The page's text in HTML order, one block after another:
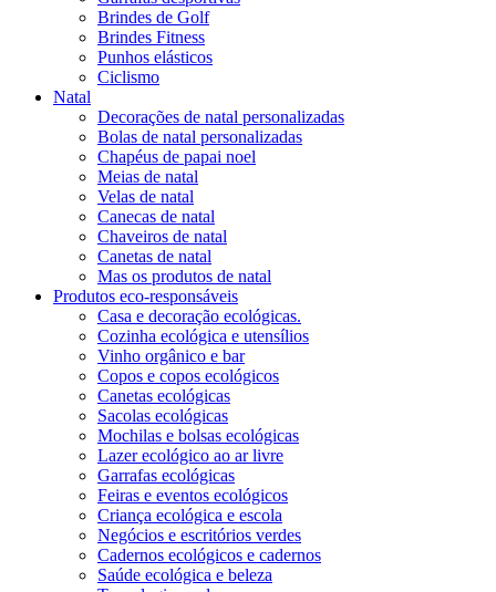
Brindes de Golf
Brindes Fitness
Punhos elásticos
Ciclismo
Natal
Decorações de natal personalizadas
Bolas de natal personalizadas
Chapéus de papai noel
Meias de natal
Velas de natal
Canecas de natal
Chaveiros de natal
Canetas de natal
Mas os produtos de natal
Produtos eco-responsáveis
Casa e decoração ecológicas.
Cozinha ecológica e utensílios
Vinho orgânico e bar
Copos e copos ecológicos
Canetas ecológicas
Sacolas ecológicas
Mochilas e bolsas ecológicas
Lazer ecológico ao ar livre
Garrafas ecológicas
Feiras e eventos ecológicos
Criança ecológica e escola
Negócios e escritórios verdes
Cadernos ecológicos e cadernos
Saúde ecológica e beleza